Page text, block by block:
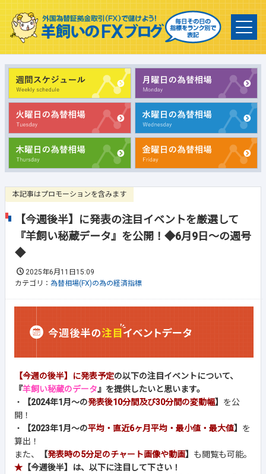
本記事はプロモーションを含みます
【今週後半】に発表の注目イベントを厳選して
『羊飼い秘蔵データ』を公開！◆6月9日～の週号
◆
2025年6月11日15:09
カテゴリ： 為替相場(FX)の為の経済指標
【今週の後半】に発表予定の以下の注目イベントについて、
『羊飼い秘蔵のデータ』を提供したいと思います。
・
【2024年1月～の発表後10分間及び30分間の変動幅】 を公
開！
・
【2023年1月～の平均・直近6ヶ月平均・最小値・最大値】 を
算出！
また、
【発表時の5分足のチャート画像や動画】 も閲覧も可能。
★ 【今週後半】は、以下に注目して下さい！